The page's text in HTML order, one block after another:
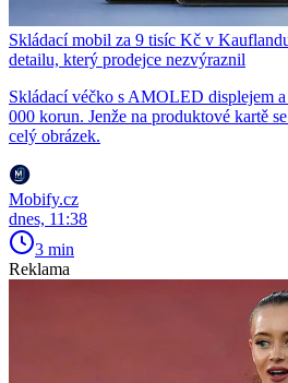
Skládací mobil za 9 tisíc Kč v
detailu, který prodejce nezvýraznil
Skládací véčko s AMOLED displejem
000 korun. Jenže na produktové kartě
celý obrázek.
Mobify.cz
dnes, 11:38
3 min
Reklama